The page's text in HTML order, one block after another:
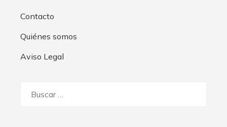
Contacto
Quiénes somos
Aviso Legal